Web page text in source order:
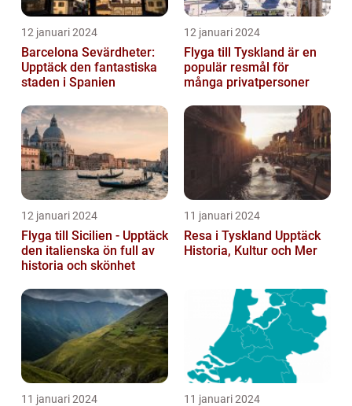
12 januari 2024
Barcelona Sevärdheter:
Upptäck den fantastiska
staden i Spanien
12 januari 2024
Flyga till Tyskland är en
populär resmål för
många privatpersoner
12 januari 2024
Flyga till Sicilien - Upptäck
den italienska ön full av
historia och skönhet
11 januari 2024
Resa i Tyskland Upptäck
Historia, Kultur och Mer
11 januari 2024 11 januari 2024